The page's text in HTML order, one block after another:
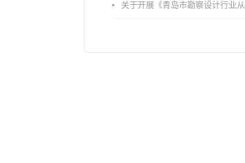
关于开展《青岛市勘察设计行业从业人员行为导则》、《青岛市住宅工程设计审查品质提升